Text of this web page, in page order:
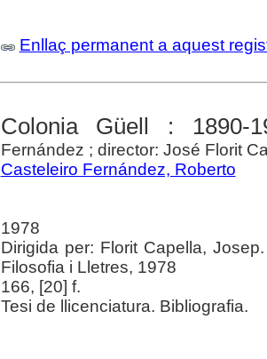
Enllaç permanent a aquest
Colonia Güell : 1890-
Fernández ; director: José Florit
Casteleiro Fernández, Roberto
1978
Dirigida per: Florit Capella,
Filosofia i Lletres, 1978
166, [20] f.
Tesi de llicenciatura. Bibliografia.